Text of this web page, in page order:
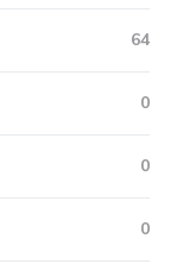
64
0
0
0